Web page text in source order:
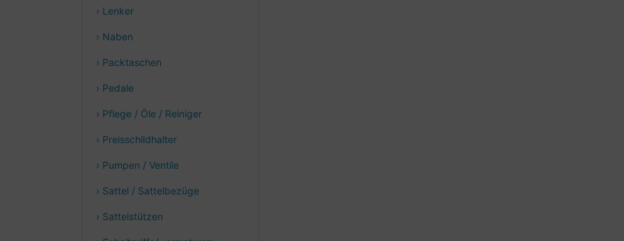
› Lenker
› Naben
› Packtaschen
› Pedale
› Pflege / Öle / Reiniger
› Preisschildhalter
› Pumpen / Ventile
› Sattel / Sattelbezüge
› Sattelstützen